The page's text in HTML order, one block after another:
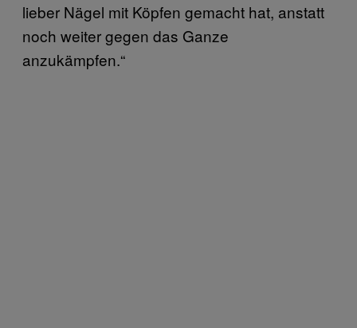
lieber Nägel mit Köpfen gemacht hat, anstatt
noch weiter gegen das Ganze
anzukämpfen.“